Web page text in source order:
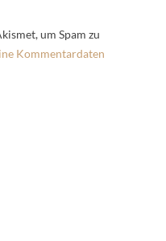
um Spam zu
Kommentardaten